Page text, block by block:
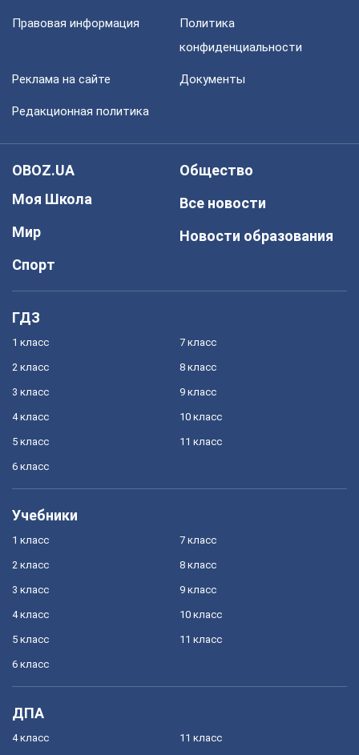
Правовая информация
Политика
конфиденциальности
Реклама на сайте Документы
Редакционная политика
OBOZ.UA
Моя Школа
Мир
Спорт
Общество
Все новости
Новости образования
ГДЗ
1 класс
2 класс
3 класс
4 класс
5 класс
6 класс
7 класс
8 класс
9 класс
10 класс
11 класс
Учебники
1 класс
2 класс
3 класс
4 класс
5 класс
6 класс
7 класс
8 класс
9 класс
10 класс
11 класс
ДПА
4 класс 11 класс